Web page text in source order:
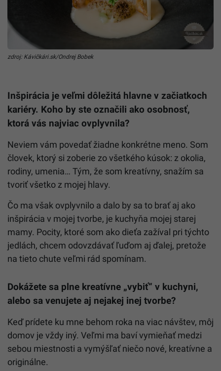
zdroj: Kávičkári.sk/Ondrej Bobek
Inšpirácia je veľmi dôležitá hlavne v začiatkoch
kariéry. Koho by ste označili ako osobnosť,
ktorá vás najviac ovplyvnila?
Neviem vám povedať žiadne konkrétne meno. Som
človek, ktorý si zoberie zo všetkého kúsok: z okolia,
rodiny, umenia… Tým, že som kreatívny, snažím sa
tvoriť všetko z mojej hlavy.
Čo ma však ovplyvnilo a dalo by sa to brať aj ako
inšpirácia v mojej tvorbe, je kuchyňa mojej starej
mamy. Pocity, ktoré som ako dieťa zažíval pri týchto
jedlách, chcem odovzdávať ľuďom aj ďalej, pretože
na tieto chute veľmi rád spomínam.
Dokážete sa plne kreatívne „vybiť“ v kuchyni,
alebo sa venujete aj nejakej inej tvorbe?
Keď prídete ku mne behom roka na viac návštev, môj
domov je vždy iný. Veľmi ma baví vymieňať medzi
sebou miestnosti a vymýšľať niečo nové, kreatívne a
originálne.